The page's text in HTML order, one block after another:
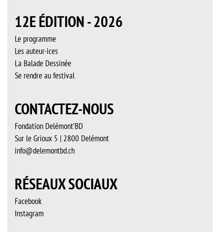
12E ÉDITION - 2026
Le programme
Les auteur·ices
La Balade Dessinée
Se rendre au festival
CONTACTEZ-NOUS
Fondation Delémont’BD
Sur le Grioux 5 | 2800 Delémont
info@delemontbd.ch
RÉSEAUX SOCIAUX
Facebook
Instagram